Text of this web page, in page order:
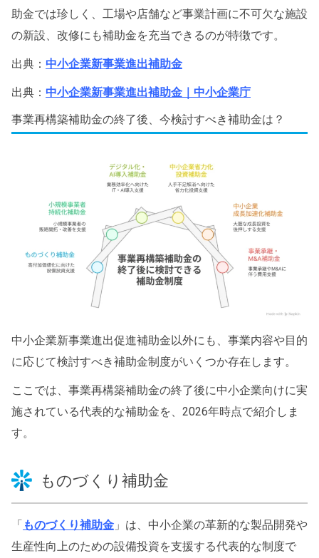
助金では珍しく、工場や店舗など事業計画に不可欠な施設
の新設、改修にも補助金を充当できるのが特徴です。
出典： 中小企業新事業進出補助金
出典： 中小企業新事業進出補助金｜中小企業庁
事業再構築補助金の終了後、今検討すべき補助金は？
中小企業新事業進出促進補助金以外にも、事業内容や目的
に応じて検討すべき補助金制度がいくつか存在します。
ここでは、事業再構築補助金の終了後に中小企業向けに実
施されている代表的な補助金を、2026年時点で紹介しま
す。
ものづくり補助金
「 ものづくり補助金 」は、中小企業の革新的な製品開発や
生産性向上のための設備投資を支援する代表的な制度で